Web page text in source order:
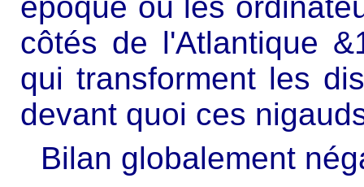
côtés de l'Atlantique
qui transforment les
devant quoi ces
Bilan globalement